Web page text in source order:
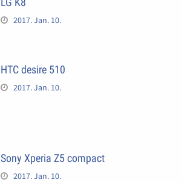
2017. Jan. 10.
HTC desire 510
2017. Jan. 10.
Sony Xperia Z5 compact
2017. Jan. 10.